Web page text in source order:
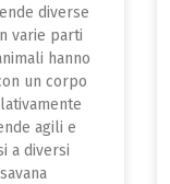
diverse
varie parti
hanno
un corpo
agili e
a diversi